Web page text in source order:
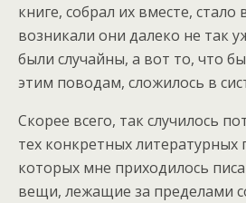
книге, собрал их вместе, стало
возникали они далеко не так
были случайны, а вот то, что
этим поводам, сложилось в
Скорее всего, так случилось
тех конкретных литературных
которых мне приходилось
вещи, лежащие за пределами